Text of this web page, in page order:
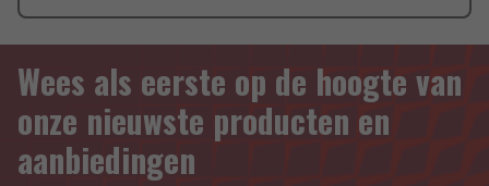
Wees als eerste op de hoogte van
onze nieuwste producten en
aanbiedingen